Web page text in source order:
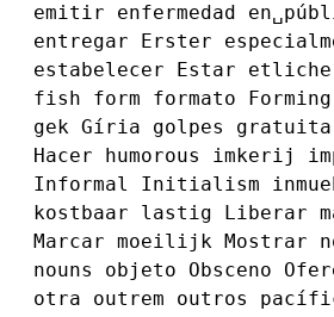
emitir
enfermedad
entregar
Erster
estabelecer
Estar
fish
form formato Forming
gek Gíria golpes gratuita
Hacer
humorous imkerij
Informal
Initialism
kostbaar
lastig Liberar
Marcar moeilijk Mostrar
nouns
objeto Obsceno
otra
outrem outros